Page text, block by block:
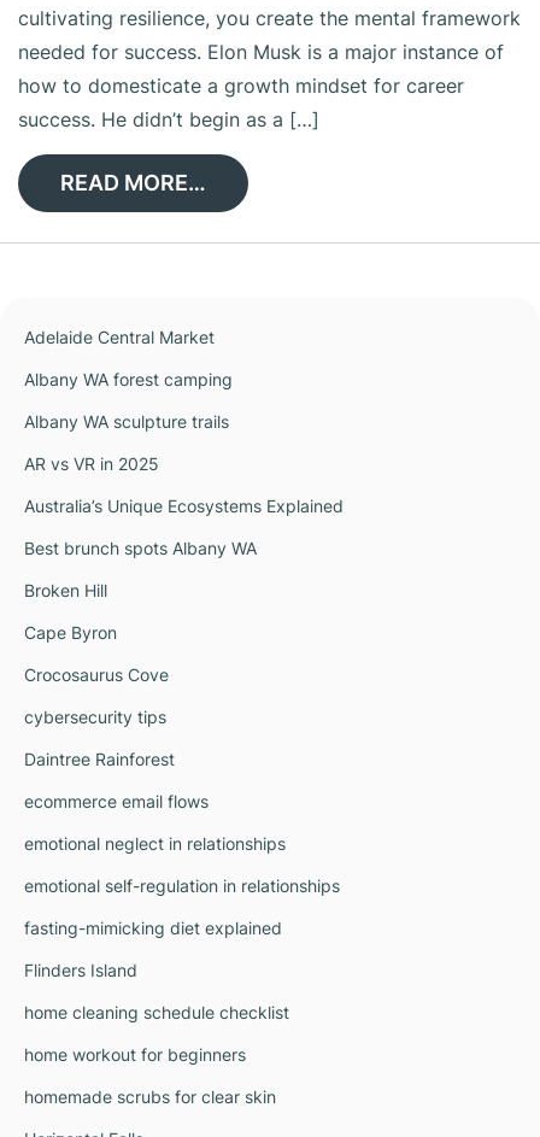
cultivating resilience, you create the mental framework
needed for success. Elon Musk is a major instance of
how to domesticate a growth mindset for career
success. He didn’t begin as a […]
READ MORE…
Adelaide Central Market
Albany WA forest camping
Albany WA sculpture trails
AR vs VR in 2025
Australia’s Unique Ecosystems Explained
Best brunch spots Albany WA
Broken Hill
Cape Byron
Crocosaurus Cove
cybersecurity tips
Daintree Rainforest
ecommerce email flows
emotional neglect in relationships
emotional self-regulation in relationships
fasting-mimicking diet explained
Flinders Island
home cleaning schedule checklist
home workout for beginners
homemade scrubs for clear skin